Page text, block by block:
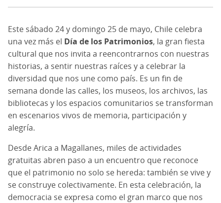
Este sábado 24 y domingo 25 de mayo, Chile celebra
una vez más el Día de los Patrimonios, la gran fiesta
cultural que nos invita a reencontrarnos con nuestras
historias, a sentir nuestras raíces y a celebrar la
diversidad que nos une como país. Es un fin de
semana donde las calles, los museos, los archivos, las
bibliotecas y los espacios comunitarios se transforman
en escenarios vivos de memoria, participación y
alegría.
Desde Arica a Magallanes, miles de actividades
gratuitas abren paso a un encuentro que reconoce
que el patrimonio no solo se hereda: también se vive y
se construye colectivamente. En esta celebración, la
democracia se expresa como el gran marco que nos